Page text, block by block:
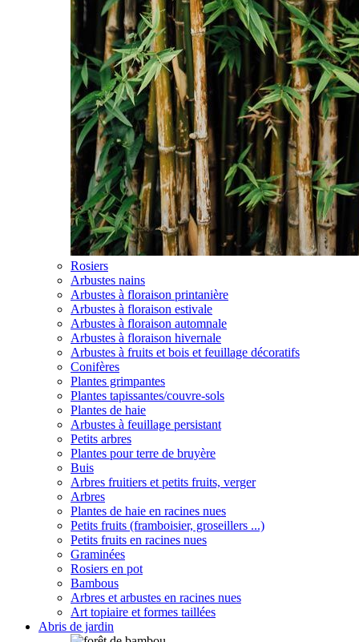
Rosiers
Arbustes nains
Arbustes à floraison printanière
Arbustes à floraison estivale
Arbustes à floraison automnale
Arbustes à floraison hivernale
Arbustes à fruits et bois et feuillage décoratifs
Conifères
Plantes grimpantes
Plantes tapissantes/couvre-sols
Plantes de haie
Arbustes à feuillage persistant
Petits arbres
Plantes pour terre de bruyère
Buis
Arbres fruitiers et petits fruits, verger
Arbres
Plantes de haie en racines nues
Petits fruits (framboisier, groseillers ...)
Petits fruits en racines nues
Graminées
Rosiers en pot
Bambous
Arbres et arbustes en racines nues
Art topiaire et formes taillées
Abris de jardin